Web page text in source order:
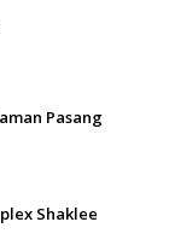
Pasang
Shaklee